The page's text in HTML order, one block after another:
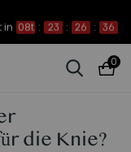
in 08t : 23 : 26 : 36
0
die Knie?